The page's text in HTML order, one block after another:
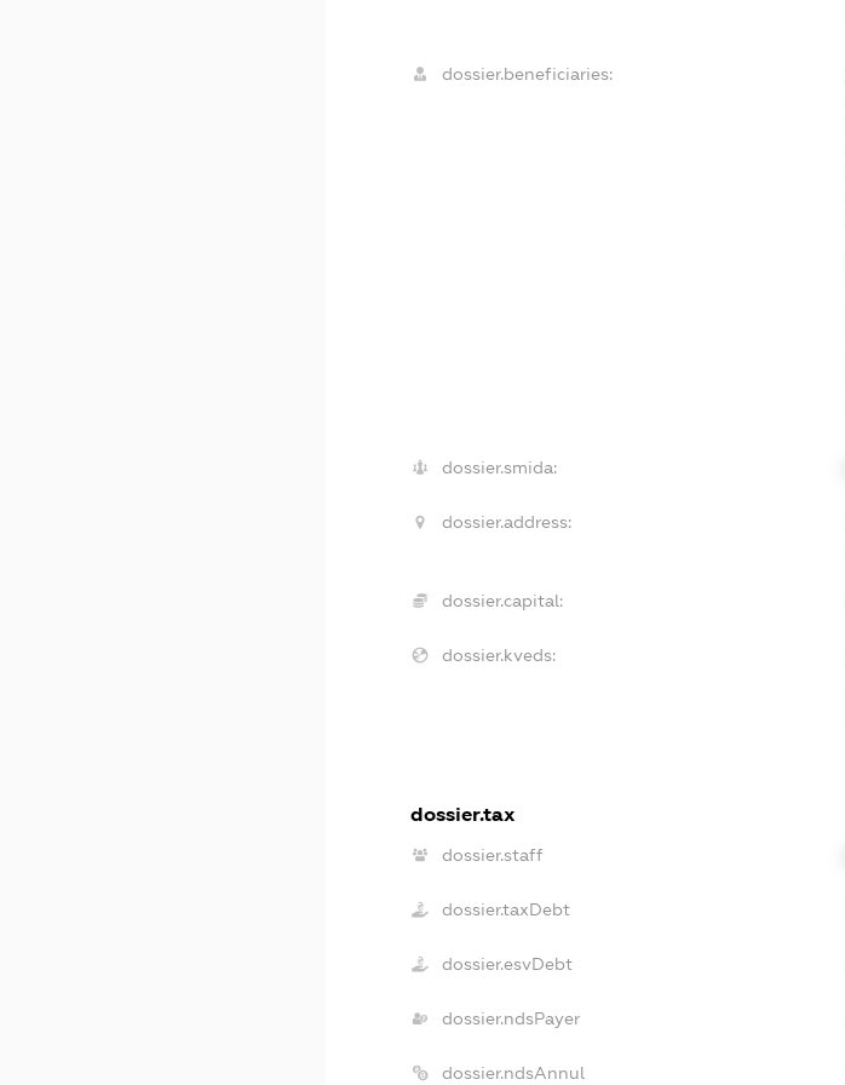
dossier.beneficiaries:
dossier.smida:
dossier.address:
dossier.capital:
dossier.kveds:
dossier.tax
dossier.staff
dossier.taxDebt
dossier.esvDebt
dossier.ndsPayer
dossier.ndsAnnul